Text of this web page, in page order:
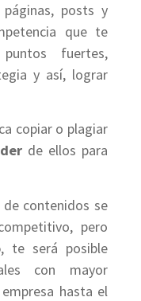
posts y
que te
fuertes,
y así, lograr
copiar o plagiar
de ellos para
contenidos se
pero
, te será posible
con mayor
hasta el